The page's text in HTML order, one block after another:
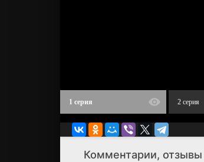
1 серия 2 серия
Комментарии, отзывы